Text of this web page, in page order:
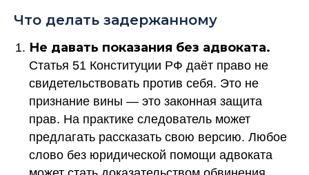
Что делать задержанному
Не давать показания без адвоката.
Статья 51 Конституции РФ даёт право не
свидетельствовать против себя. Это не
признание вины — это законная защита
прав. На практике следователь может
предлагать рассказать свою версию. Любое
слово без юридической помощи адвоката